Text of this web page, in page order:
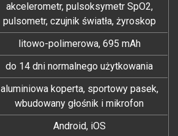
akcelerometr, pulsoksymetr SpO2,
pulsometr, czujnik światła, żyroskop
litowo-polimerowa, 695 mAh
do 14 dni normalnego użytkowania
aluminiowa koperta, sportowy pasek,
wbudowany głośnik i mikrofon
Android, iOS